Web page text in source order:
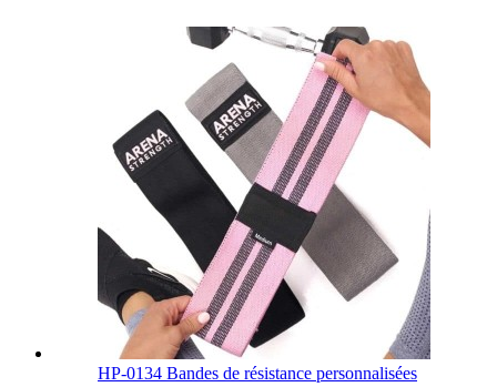
HP-0134 Bandes de résistance personnalisées